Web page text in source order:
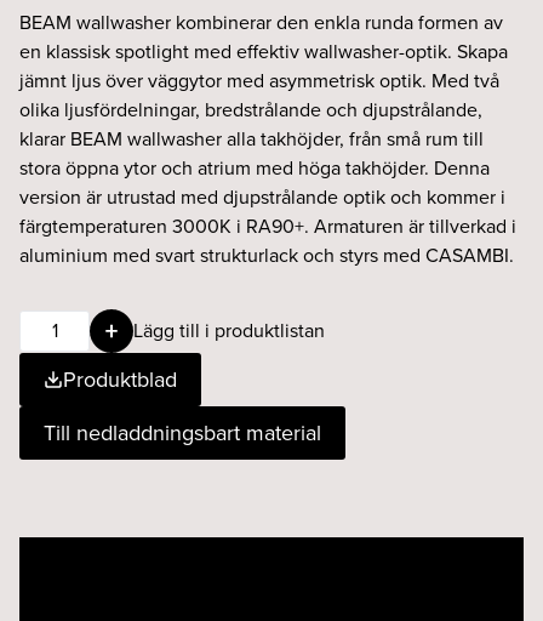
BEAM wallwasher kombinerar den enkla runda formen av
en klassisk spotlight med effektiv wallwasher-optik. Skapa
jämnt ljus över väggytor med asymmetrisk optik. Med två
olika ljusfördelningar, bredstrålande och djupstrålande,
klarar BEAM wallwasher alla takhöjder, från små rum till
stora öppna ytor och atrium med höga takhöjder. Denna
version är utrustad med djupstrålande optik och kommer i
färgtemperaturen 3000K i RA90+. Armaturen är tillverkad i
aluminium med svart strukturlack och styrs med CASAMBI.
BEAM
wallwasher
17W
High
930
CASAMBI
Lägg till i produktlistan
Produktblad
Till nedladdningsbart material